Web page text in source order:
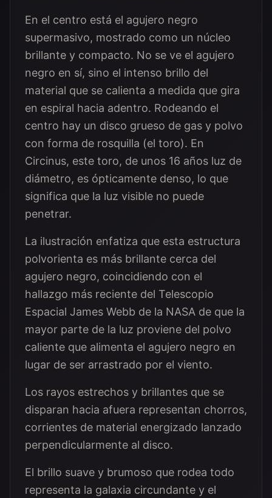
En el centro está el agujero negro
supermasivo, mostrado como un núcleo
brillante y compacto. No se ve el agujero
negro en sí, sino el intenso brillo del
material que se calienta a medida que gira
en espiral hacia adentro. Rodeando el
centro hay un disco grueso de gas y polvo
con forma de rosquilla (el toro). En
Circinus, este toro, de unos 16 años luz de
diámetro, es ópticamente denso, lo que
significa que la luz visible no puede
penetrar.
La ilustración enfatiza que esta estructura
polvorienta es más brillante cerca del
agujero negro, coincidiendo con el
hallazgo más reciente del Telescopio
Espacial James Webb de la NASA de que la
mayor parte de la luz proviene del polvo
caliente que alimenta el agujero negro en
lugar de ser arrastrado por el viento.
Los rayos estrechos y brillantes que se
disparan hacia afuera representan chorros,
corrientes de material energizado lanzado
perpendicularmente al disco.
El brillo suave y brumoso que rodea todo
representa la galaxia circundante y el